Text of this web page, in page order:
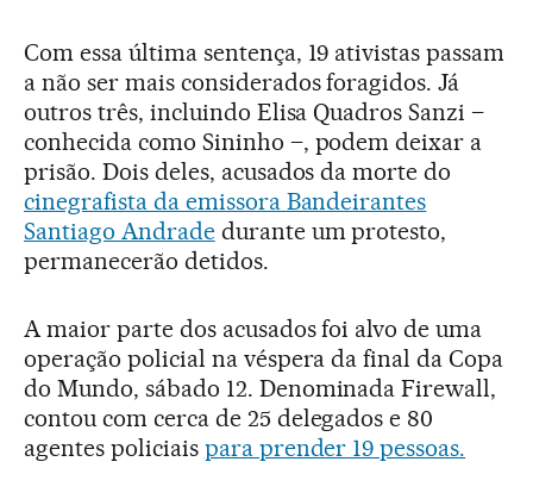
Com essa última sentença, 19 ativistas passam
a não ser mais considerados foragidos. Já
outros três, incluindo Elisa Quadros Sanzi –
conhecida como Sininho –, podem deixar a
prisão. Dois deles, acusados da morte do
cinegrafista da emissora Bandeirantes
Santiago Andradedurante um protesto,
permanecerão detidos.
A maior parte dos acusados foi alvo de uma
operação policial na véspera da final da Copa
do Mundo, sábado 12. Denominada Firewall,
contou com cerca de 25 delegados e 80
agentes policiais para prender 19 pessoas.